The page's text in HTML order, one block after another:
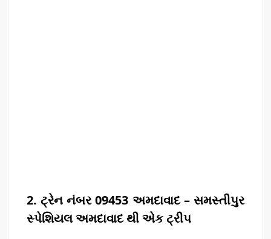
2. ટ્રેન નંબર 09453 અમદાવાદ – સમસ્તીપુર
સ્પેશિયલ અમદાવાદ થી એક ટ્રીપ